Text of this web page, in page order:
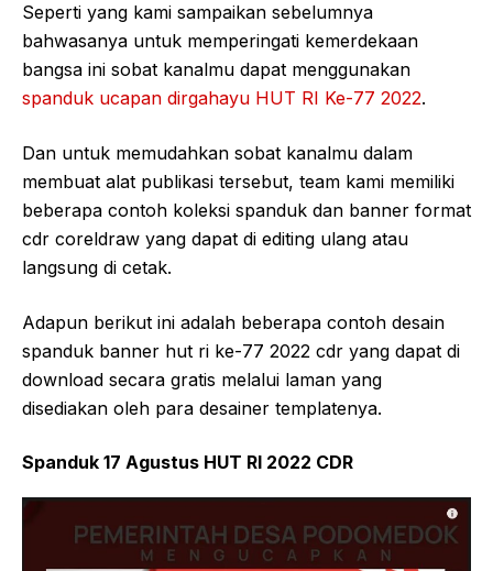
Seperti yang kami sampaikan sebelumnya
bahwasanya untuk memperingati kemerdekaan
bangsa ini sobat kanalmu dapat menggunakan
spanduk ucapan dirgahayu HUT RI Ke-77 2022.
Dan untuk memudahkan sobat kanalmu dalam
membuat alat publikasi tersebut, team kami memiliki
beberapa contoh koleksi spanduk dan banner format
cdr coreldraw yang dapat di editing ulang atau
langsung di cetak.
Adapun berikut ini adalah beberapa contoh desain
spanduk banner hut ri ke-77 2022 cdr yang dapat di
download secara gratis melalui laman yang
disediakan oleh para desainer templatenya.
Spanduk 17 Agustus HUT RI 2022 CDR